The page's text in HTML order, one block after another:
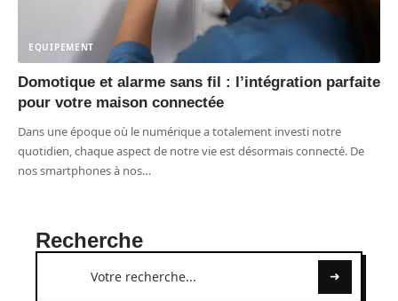
EQUIPEMENT
Domotique et alarme sans fil : l’intégration parfaite
pour votre maison connectée
Dans une époque où le numérique a totalement investi notre
quotidien, chaque aspect de notre vie est désormais connecté. De
nos smartphones à nos…
Recherche